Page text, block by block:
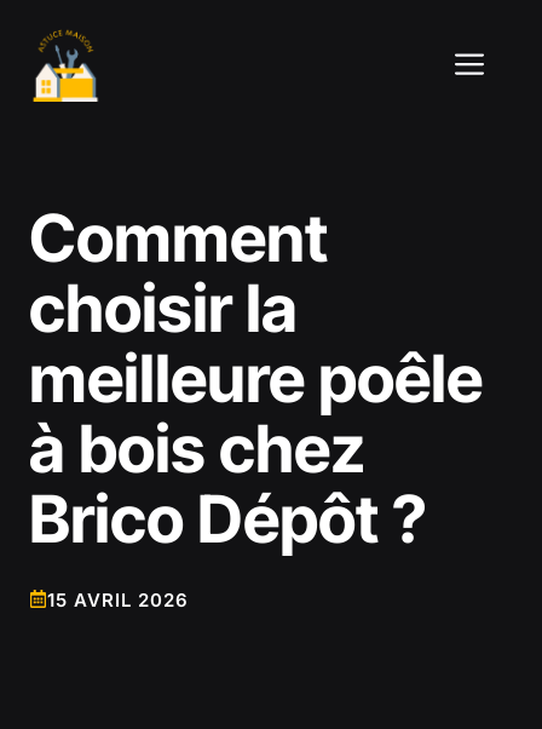
contenu
Comment
choisir la
meilleure poêle
à bois chez
Brico Dépôt ?
15 AVRIL 2026